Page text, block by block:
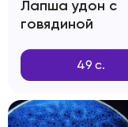
Лапша удон с
говядиной
49 с.